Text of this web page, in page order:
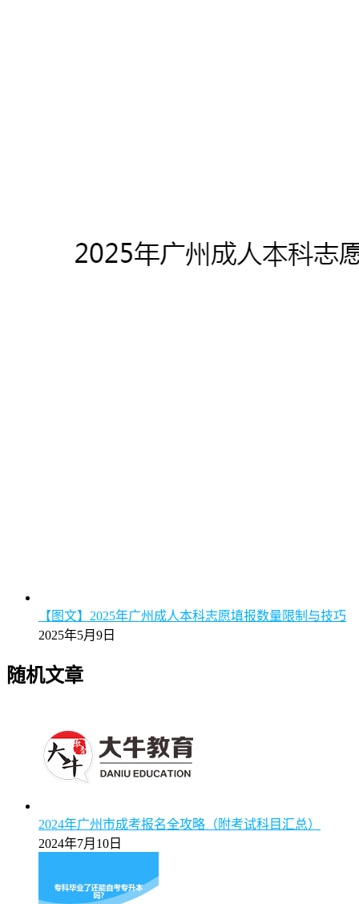
【图文】2025年广州成人本科志愿填报数量限制与技巧
2025年5月9日
随机文章
2024年广州市成考报名全攻略（附考试科目汇总）
2024年7月10日